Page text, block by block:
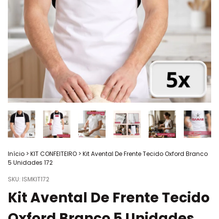
Início > KIT CONFEITEIRO > Kit Avental De Frente Tecido Oxford Branco
5 Unidades 172
SKU: ISMKIT172
Kit Avental De Frente Tecido